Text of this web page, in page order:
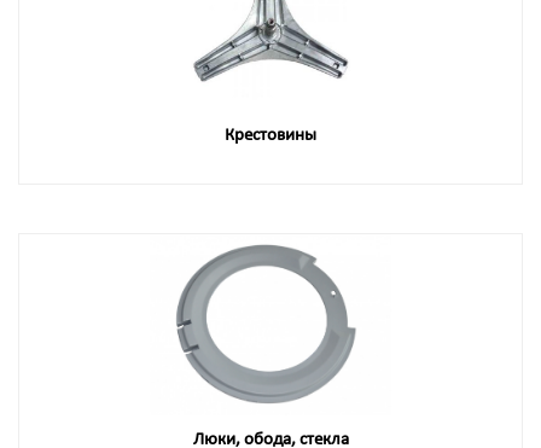
Крестовины
Люки, обода, стекла